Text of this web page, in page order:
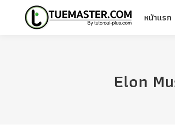
หน้าแรก
Elon
หน้าแรก